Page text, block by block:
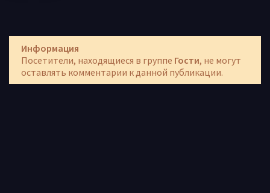
Информация
Посетители, находящиеся в группе Гости, не могут
оставлять комментарии к данной публикации.